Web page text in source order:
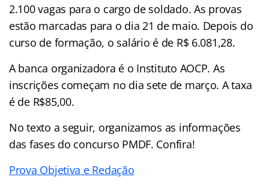
2.100 vagas para o cargo de soldado. As provas
estão marcadas para o dia 21 de maio. Depois do
curso de formação, o salário é de R$ 6.081,28.
A banca organizadora é o Instituto AOCP. As
inscrições começam no dia sete de março. A taxa
é de R$85,00.
No texto a seguir, organizamos as informações
das fases do concurso PMDF. Confira!
Prova Objetiva e Redação